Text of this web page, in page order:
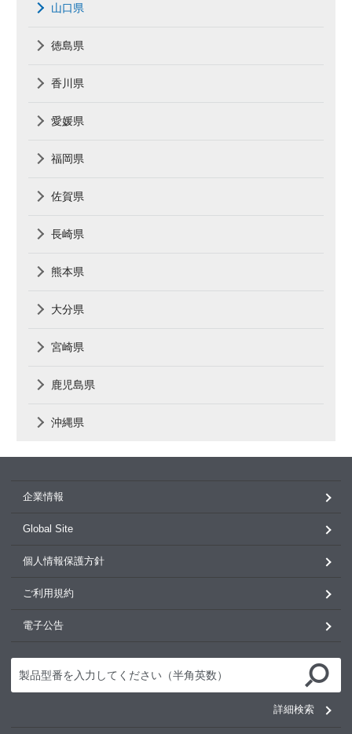
山口県
徳島県
香川県
愛媛県
福岡県
佐賀県
長崎県
熊本県
大分県
宮崎県
鹿児島県
沖縄県
企業情報
Global Site
個人情報保護方針
ご利用規約
電子公告
詳細検索